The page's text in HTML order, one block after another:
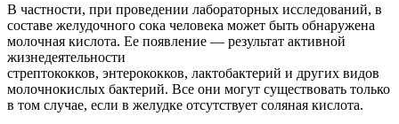
В частности, при проведении лабораторных исследований, в
составе желудочного сока человека может быть обнаружена
молочная кислота. Ее появление — результат активной
жизнедеятельности
стрептококков, энтерококков, лактобактерий и других видов
молочнокислых бактерий. Все они могут существовать только
в том случае, если в желудке отсутствует соляная кислота.